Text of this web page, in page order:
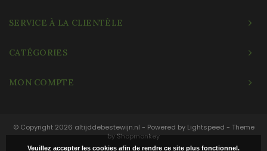
SERVICE À LA CLIENTÈLE
CATÉGORIES
MON COMPTE
© Copyright 2026 altijddebestewijn.nl - Powered by Lightspeed - Theme
by Shopmonkey
Veuillez accepter les cookies afin de rendre ce site plus fonctionnel.